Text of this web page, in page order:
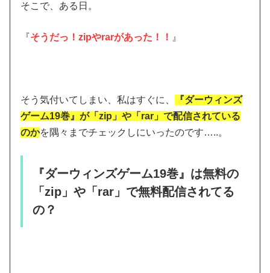
そこで、ある日。
『そうだっ！zipやrarがあった！！ 』
そう気付いてしまい、私はすぐに、
『ダーウィンズ
ゲーム19巻』が「zip」や「rar」で配信されている
のかを隅々までチェックしにいったのです…..。
『ダーウィンズゲーム19巻』は無料の
「zip」や「rar」で無料配信されてる
の？